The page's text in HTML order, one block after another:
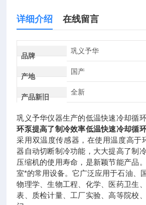
详细介绍 在线留言
品牌
巩义予华
产地
国产
产品新旧
全新
巩义予华仪器生产的低温快速冷却循
环泵提高了制冷效率低温快速冷却循
采用双温度传感器，在使用温度高
器自动切断制冷功能，大大提高了制
压缩机的使用寿命，是新颖节能产品
室*的常用设备。它广泛应用于石油、
物理学、生物工程、化学、医药卫生
表、质检计量、工厂实验、高等院校